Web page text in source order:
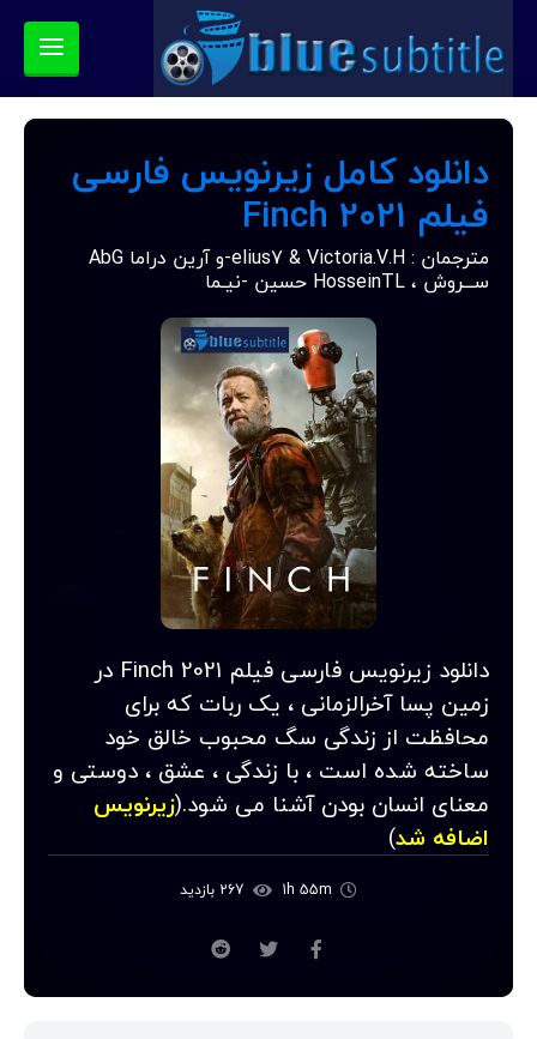
دانلود کامل زیرنویس فارسی
فیلم Finch 2021
مترجمان : elius7 & Victoria.V.H-و آرین دراما AbG
ســـروش ، HosseinTL حسین -نیـما
دانلود زیرنویس فارسی فیلم Finch 2021 در
زمین پسا آخرالزمانی ، یک ربات که برای
محافظت از زندگی سگ محبوب خالق خود
ساخته شده است ، با زندگی ، عشق ، دوستی و
معنای انسان بودن آشنا می شود.(زیرنویس
اضافه شد)